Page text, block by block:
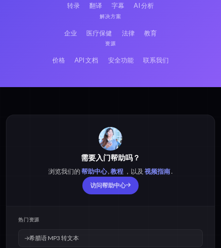
转录 翻译 字幕 AI 分析
解决方案
企业 医疗保健 法律 教育
资源
价格 API 文档 安全功能 联系我们
需要入门帮助吗？
浏览我们的帮助中心,教程 ，以及 视频指南.
访问帮助中心
热门资源
希腊语 MP3 转文本